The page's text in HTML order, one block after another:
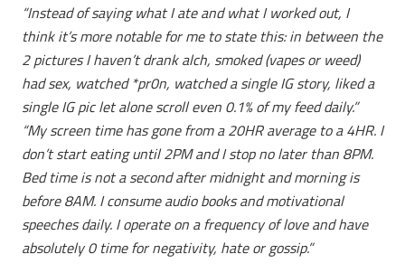
“Instead of saying what I ate and what I worked out, I
think it’s more notable for me to state this: in between the
2 pictures I haven’t drank alch, smoked (vapes or weed)
had sex, watched *pr0n, watched a single IG story, liked a
single IG pic let alone scroll even 0.1% of my feed daily.”
“My screen time has gone from a 20HR average to a 4HR. I
don’t start eating until 2PM and I stop no later than 8PM.
Bed time is not a second after midnight and morning is
before 8AM. I consume audio books and motivational
speeches daily. I operate on a frequency of love and have
absolutely 0 time for negativity, hate or gossip.”